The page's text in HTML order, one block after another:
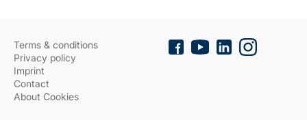
Terms & conditions
Privacy policy
Imprint
Contact
About Cookies